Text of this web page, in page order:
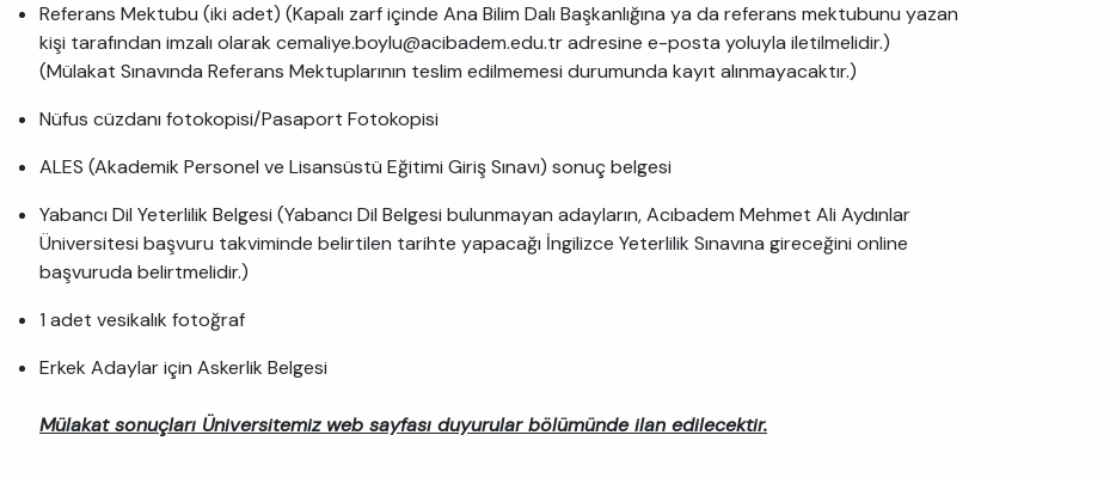
Referans Mektubu (iki adet) (Kapalı zarf içinde Ana Bilim Dalı Başkanlığına ya da referans mektubunu yazan
kişi tarafından imzalı olarak cemaliye.boylu@acibadem.edu.tr adresine e-posta yoluyla iletilmelidir.)
(Mülakat Sınavında Referans Mektuplarının teslim edilmemesi durumunda kayıt alınmayacaktır.)
Nüfus cüzdanı fotokopisi/Pasaport Fotokopisi
ALES (Akademik Personel ve Lisansüstü Eğitimi Giriş Sınavı) sonuç belgesi
Yabancı Dil Yeterlilik Belgesi (Yabancı Dil Belgesi bulunmayan adayların, Acıbadem Mehmet Ali Aydınlar
Üniversitesi başvuru takviminde belirtilen tarihte yapacağı İngilizce Yeterlilik Sınavına gireceğini online
başvuruda belirtmelidir.)
1 adet vesikalık fotoğraf
Erkek Adaylar için Askerlik Belgesi
Mülakat sonuçları Üniversitemiz web sayfası duyurular bölümünde ilan edilecektir.